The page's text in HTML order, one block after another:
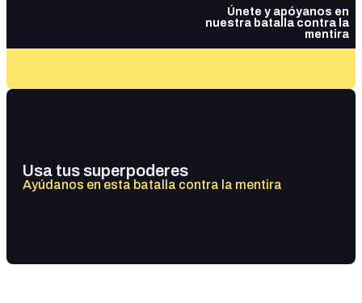
Únete y apóyanos en
nuestra batalla contra la
mentira
Usa tus superpoderes
Ayúdanos en esta batalla contra la mentira